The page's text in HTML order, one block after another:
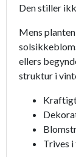
Den stiller
Mens
ellers
struktur i
Trives